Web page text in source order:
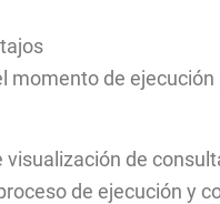
momento de
de
de ejecución y